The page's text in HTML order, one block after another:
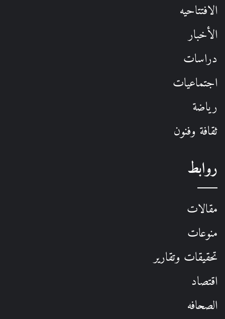
الافتتاحيه
الأخبار
دراسات
اجتماعيات
رياضة
ثقافة وفنون
روابط
مقالات
منوعات
تحقيقات وتقارير
اقتصاد
الصحافه